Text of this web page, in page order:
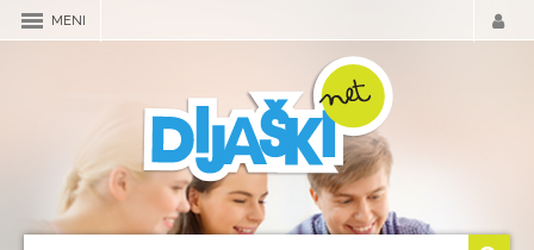
MENI